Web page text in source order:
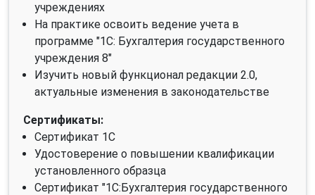
учреждениях
На практике освоить ведение учета в
программе "1C: Бухгалтерия государственного
учреждения 8"
Изучить новый функционал редакции 2.0,
актуальные изменения в законодательстве
Сертификаты:
Сертификат 1С
Удостоверение о повышении квалификации
установленного образца
Сертификат "1С:Бухгалтерия государственного